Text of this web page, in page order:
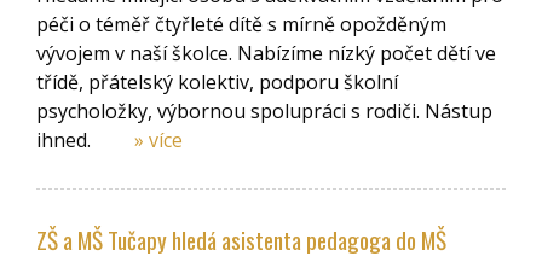
péči o téměř čtyřleté dítě s mírně opožděným
vývojem v naší školce. Nabízíme nízký počet dětí ve
třídě, přátelský kolektiv, podporu školní
psycholožky, výbornou spolupráci s rodiči. Nástup
ihned.
» více
ZŠ a MŠ Tučapy hledá asistenta pedagoga do MŠ